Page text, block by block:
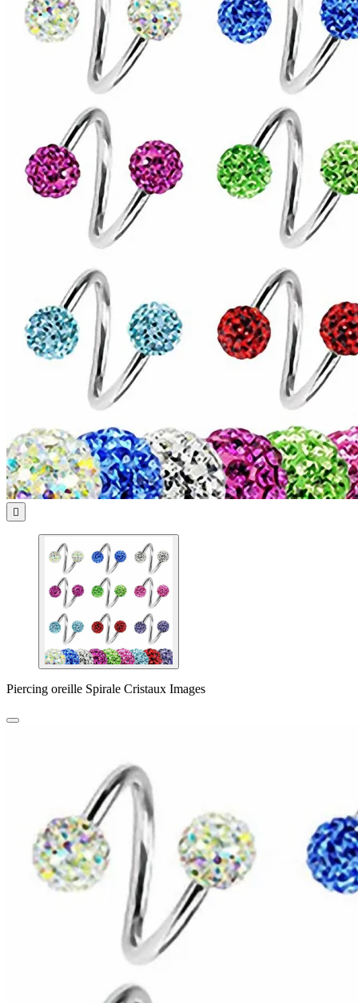

Piercing oreille Spirale Cristaux Images